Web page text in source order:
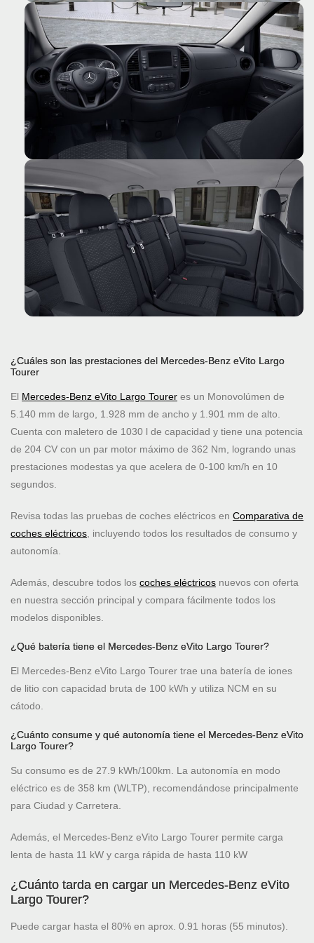
¿Cuáles son las prestaciones del Mercedes-Benz eVito Largo
Tourer
El Mercedes-Benz eVito Largo Tourer es un Monovolúmen de
5.140 mm de largo, 1.928 mm de ancho y 1.901 mm de alto.
Cuenta con maletero de 1030 l de capacidad y tiene una potencia
de 204 CV con un par motor máximo de 362 Nm, logrando unas
prestaciones modestas ya que acelera de 0-100 km/h en 10
segundos.
Revisa todas las pruebas de coches eléctricos en Comparativa de
coches eléctricos , incluyendo todos los resultados de consumo y
autonomía.
Además, descubre todos los coches eléctricos nuevos con oferta
en nuestra sección principal y compara fácilmente todos los
modelos disponibles.
¿Qué batería tiene el Mercedes-Benz eVito Largo Tourer?
El Mercedes-Benz eVito Largo Tourer trae una batería de iones
de litio con capacidad bruta de 100 kWh y utiliza NCM en su
cátodo.
¿Cuánto consume y qué autonomía tiene el Mercedes-Benz eVito
Largo Tourer?
Su consumo es de 27.9 kWh/100km. La autonomía en modo
eléctrico es de 358 km (WLTP), recomendándose principalmente
para Ciudad y Carretera.
Además, el Mercedes-Benz eVito Largo Tourer permite carga
lenta de hasta 11 kW y carga rápida de hasta 110 kW
¿Cuánto tarda en cargar un Mercedes-Benz eVito
Largo Tourer?
Puede cargar hasta el 80% en aprox. 0.91 horas (55 minutos).